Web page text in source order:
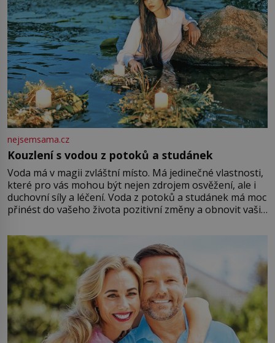
nejsemsama.cz
Kouzlení s vodou z potoků a studánek
Voda má v magii zvláštní místo. Má jedinečné vlastnosti,
které pro vás mohou být nejen zdrojem osvěžení, ale i
duchovní síly a léčení. Voda z potoků a studánek má moc
přinést do vašeho života pozitivní změny a obnovit vaši
můžete obohatit své rituály a přinést do svého života
větší harmonii a klid. Je důležité